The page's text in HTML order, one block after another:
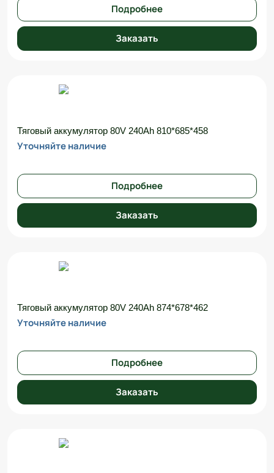
Подробнее
Заказать
Тяговый аккумулятор 80V 240Ah 810*685*458
Уточняйте наличие
Подробнее
Заказать
Тяговый аккумулятор 80V 240Ah 874*678*462
Уточняйте наличие
Подробнее
Заказать